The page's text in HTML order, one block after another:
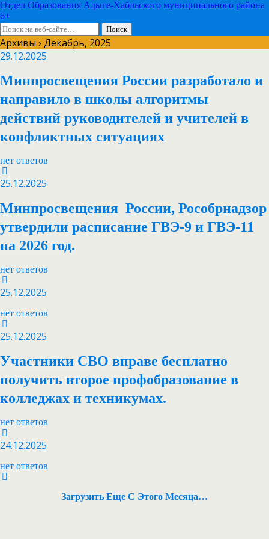
Отдел Образования Адыге-Хабльского муниципального района
6+
Архивы › Декабрь, 2025
29.12.2025
Минпросвещения России разработало и
направило в школы алгоритмы
действий руководителей и учителей в
конфликтных ситуациях
нет ответов
25.12.2025
Минпросвещения России, Рособрнадзор
утвердили расписание ГВЭ-9 и ГВЭ-11
на 2026 год.
нет ответов
25.12.2025
нет ответов
25.12.2025
Участники СВО вправе бесплатно
получить второе профобразование в
колледжах и техникумах.
нет ответов
24.12.2025
нет ответов
Загрузить Еще С Этого Месяца…